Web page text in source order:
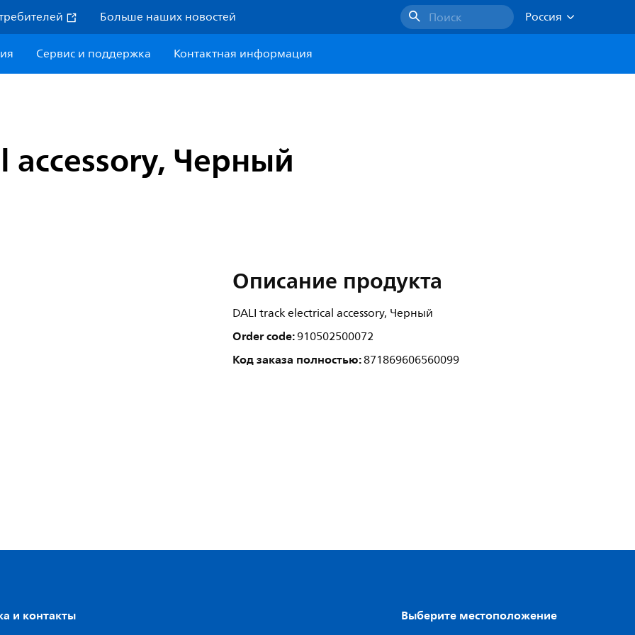
Больше наших новостей Поиск
Россия
Сервис и поддержка Контактная информация
accessory, Черный
Описание продукта
DALI track electrical accessory, Черный
Order code:910502500072
Код заказа полностью:871869606560099
и контакты Выберите местоположение